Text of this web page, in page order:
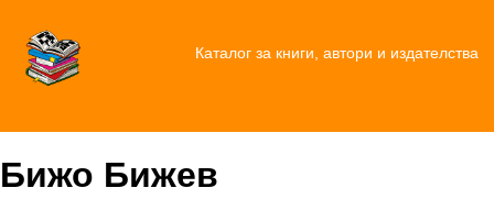
Каталог за книги, автори и издателства
Бижо Бижев